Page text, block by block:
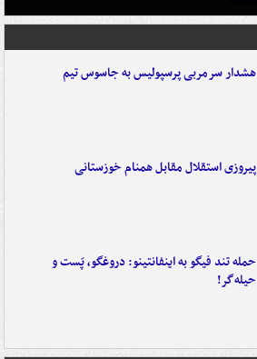
هشدار سرمربی پرسپولیس به جاسوس تیم
پیروزی استقلال مقابل همنام خوزستانی
حمله تند فیگو به اینفانتینو: دروغگو، پَست‌ و
حیله‌گر!